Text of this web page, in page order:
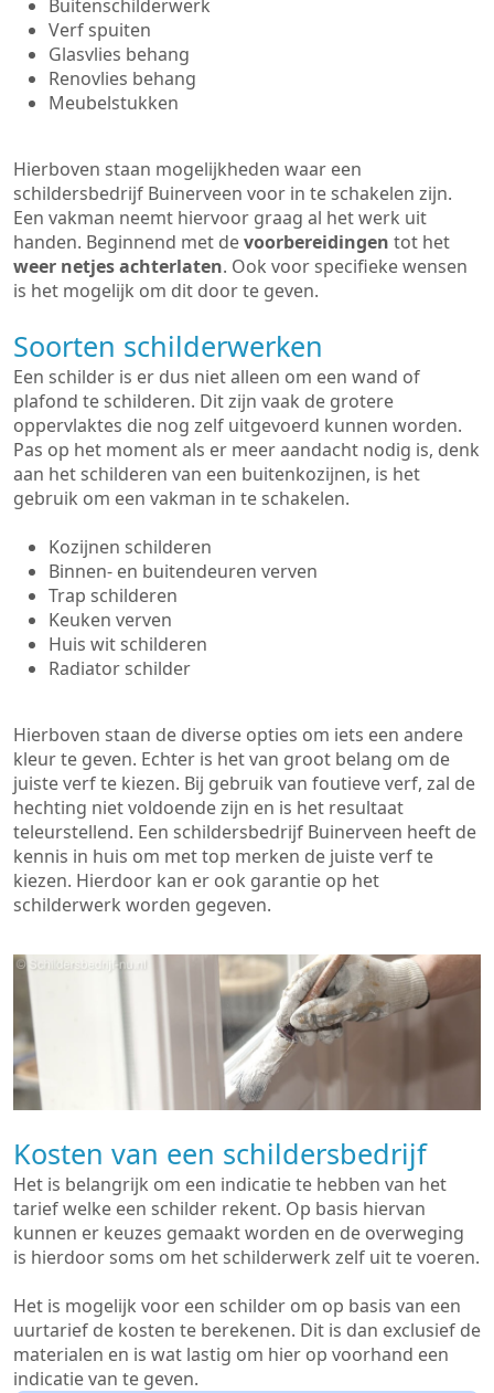
Buitenschilderwerk
Verf spuiten
Glasvlies behang
Renovlies behang
Meubelstukken
Hierboven staan mogelijkheden waar een
schildersbedrijf Buinerveen voor in te schakelen zijn.
Een vakman neemt hiervoor graag al het werk uit
handen. Beginnend met devoorbereidingen tot het
weer netjes achterlaten. Ook voor specifieke wensen
is het mogelijk om dit door te geven.
Soorten schilderwerken
Een schilder is er dus niet alleen om een wand of
plafond te schilderen. Dit zijn vaak de grotere
oppervlaktes die nog zelf uitgevoerd kunnen worden.
Pas op het moment als er meer aandacht nodig is, denk
aan het schilderen van een buitenkozijnen, is het
gebruik om een vakman in te schakelen.
Kozijnen schilderen
Binnen- en buitendeuren verven
Trap schilderen
Keuken verven
Huis wit schilderen
Radiator schilder
Hierboven staan de diverse opties om iets een andere
kleur te geven. Echter is het van groot belang om de
juiste verf te kiezen. Bij gebruik van foutieve verf, zal de
hechting niet voldoende zijn en is het resultaat
teleurstellend. Een schildersbedrijf Buinerveen heeft de
kennis in huis om met top merken de juiste verf te
kiezen. Hierdoor kan er ook garantie op het
schilderwerk worden gegeven.
Kosten van een schildersbedrijf
Het is belangrijk om een indicatie te hebben van het
tarief welke een schilder rekent. Op basis hiervan
kunnen er keuzes gemaakt worden en de overweging
is hierdoor soms om het schilderwerk zelf uit te voeren.
Het is mogelijk voor een schilder om op basis van een
uurtarief de kosten te berekenen. Dit is dan exclusief de
materialen en is wat lastig om hier op voorhand een
indicatie van te geven.